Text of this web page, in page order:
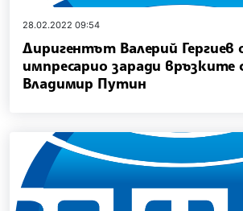
28.02.2022 09:54
Диригентът Валерий Гергиев
импресарио заради връзките
Владимир Путин